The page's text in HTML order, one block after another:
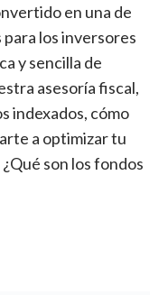
en una de
los inversores
y sencilla de
asesoría fiscal,
indexados, cómo
a optimizar tu
son los fondos